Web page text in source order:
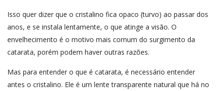
Isso quer dizer que o cristalino fica opaco (turvo) ao passar dos
anos, e se instala lentamente, o que atinge a visão. O
envelhecimento é o motivo mais comum do surgimento da
catarata, porém podem haver outras razões.
Mas para entender o que é catarata, é necessário entender
antes o cristalino. Ele é um lente transparente natural que há no